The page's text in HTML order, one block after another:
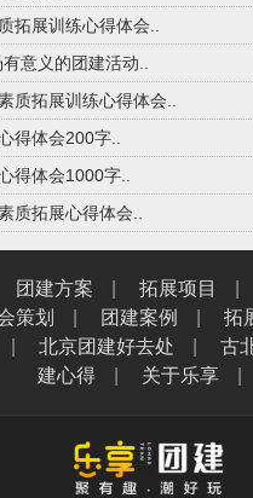
拓展训练心得体会..
意义的团建活动..
质拓展训练心得体会..
得体会200字..
得体会1000字..
质拓展心得体会..
团建方案 拓展项目
策划 团建案例 拓
北京团建好去处 古
建心得
关于乐享